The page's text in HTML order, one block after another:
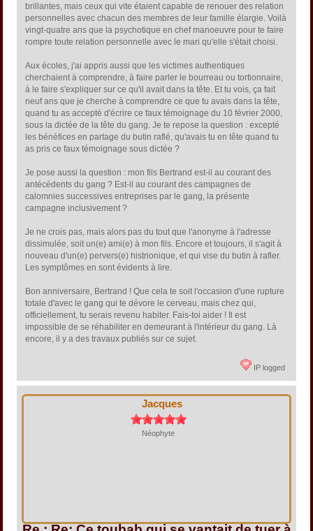
brillantes, mais ceux qui vite étaient capable de renouer des relation
personnelles avec chacun des membres de leur famille élargie. Voilà
vingt-quatre ans que la psychotique en chef manoeuvre pour te faire
rompre toute relation personnelle avec le mari qu'elle s'était choisi.
Aux écoles, j'ai appris aussi que les victimes authentiques
cherchaient à comprendre, à faire parler le bourreau ou tortionnaire,
à le faire s'expliquer sur ce qu'il avait dans la tête. Et tu vois, ça fait
neuf ans que je cherche à comprendre ce que tu avais dans la tête,
quand tu as accepté d'écrire ce faux témoignage du 10 février 2000,
sous la dictée de la tête du gang. Je te repose la question : excepté
les bénéfices en partage du butin raflé, qu'avais tu en tête quand tu
as pris ce faux témoignage sous dictée ?
Je pose aussi la question : mon fils Bertrand est-il au courant des
antécédents du gang ? Est-il au courant des campagnes de
calomnies successives entreprises par le gang, la présente
campagne inclusivement ?
Je ne crois pas, mais alors pas du tout que l'anonyme à l'adresse
dissimulée, soit un(e) ami(e) à mon fils. Encore et toujours, il s'agit à
nouveau d'un(e) pervers(e) histrionique, et qui vise du butin à rafler.
Les symptômes en sont évidents à lire.
Bon anniversaire, Bertrand ! Que cela te soit l'occasion d'une rupture
totale d'avec le gang qui te dévore le cerveau, mais chez qui,
officiellement, tu serais revenu habiter. Fais-toi aider ! Il est
impossible de se réhabiliter en demeurant à l'intérieur du gang. Là
encore, il y a des travaux publiés sur ce sujet.
IP logged
Jacques
Néophyte